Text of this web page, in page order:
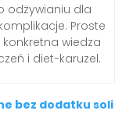
odżywianiu dla
Proste
wiedza
i diet-karuzel.
bez dodatku soli